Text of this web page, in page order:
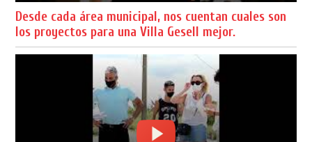
Desde cada área municipal, nos cuentan cuales son
los proyectos para una Villa Gesell mejor.